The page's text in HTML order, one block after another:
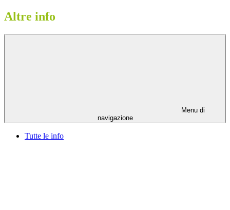
Altre info
Menu di
navigazione
Tutte le info